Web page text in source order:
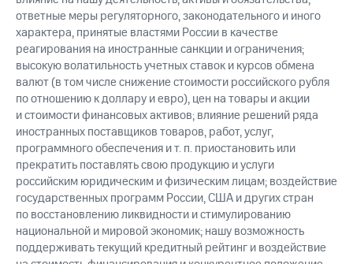
ответные меры регуляторного, законодательного и иного
характера, принятые властями России в качестве
реагирования на иностранные санкции и ограничения;
высокую волатильность учетных ставок и курсов обмена
валют (в том числе снижение стоимости российского рубля
по отношению к доллару и евро), цен на товары и акции
и стоимости финансовых активов; влияние решений ряда
иностранных поставщиков товаров, работ, услуг,
программного обеспечения и т. п. приостановить или
прекратить поставлять свою продукцию и услуги
российским юридическим и физическим лицам; воздействие
государственных программ России, США и других стран
по восстановлению ликвидности и стимулированию
национальной и мировой экономик; нашу возможность
поддерживать текущий кредитный рейтинг и воздействие